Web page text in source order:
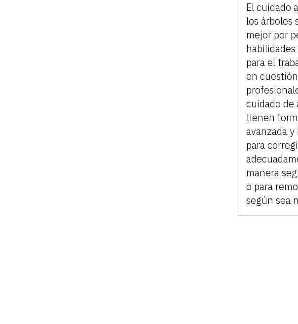
El cuidado
los árboles
mejor por
para el
en
cuidado de
tienen
avanzada
para
manera
o para
según sea